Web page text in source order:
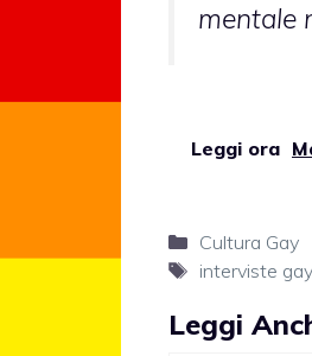
mentale
Leggi ora
Categorie
Cultura Gay
Tag
interviste gay,
Leggi